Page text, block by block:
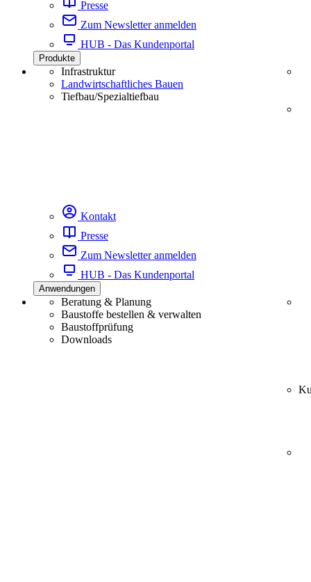
Presse
Zum Newsletter anmelden
HUB - Das Kundenportal
Produkte
Infrastruktur
Landwirtschaftliches Bauen
Tiefbau/Spezialtiefbau
Kontakt
Presse
Zum Newsletter anmelden
HUB - Das Kundenportal
Anwendungen
Beratung & Planung
Baustoffe bestellen & verwalten
Baustoffprüfung
Downloads